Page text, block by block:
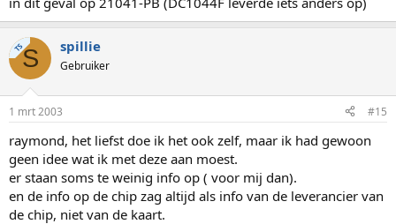
TSS spillie
Gebruiker
1 mrt 2003 #15
raymond, het liefst doe ik het ook zelf, maar ik had gewoon
geen idee wat ik met deze aan moest.
er staan soms te weinig info op ( voor mij dan).
en de info op de chip zag altijd als info van de leverancier van
de chip, niet van de kaart.